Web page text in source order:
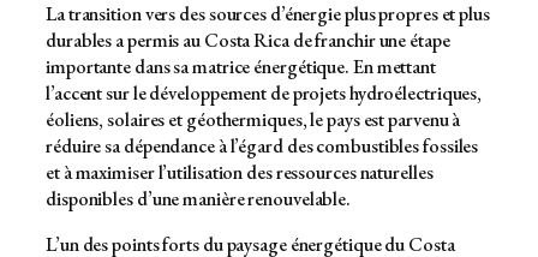
La transition vers des sources d’énergie plus propres et plus
durables a permis au Costa Rica de franchir une étape
importante dans sa matrice énergétique. En mettant
l’accent sur le développement de projets hydroélectriques,
éoliens, solaires et géothermiques, le pays est parvenu à
réduire sa dépendance à l’égard des combustibles fossiles
et à maximiser l’utilisation des ressources naturelles
disponibles d’une manière renouvelable.
L’un des points forts du paysage énergétique du Costa